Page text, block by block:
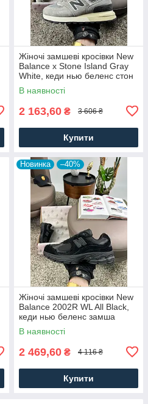
Жіночі замшеві кросівки New
Balance x Stone Island Gray
White, кеди нью беленс стон
айленд. Жіноче взуття
В наявності
2 163,60 ₴ 3 606 ₴
Купити
Новинка –40%
Жіночі замшеві кросівки New
Balance 2002R WL All Black,
кеди нью беленс замша
текстиль. Жіноче взуття
В наявності
2 469,60 ₴ 4 116 ₴
Купити